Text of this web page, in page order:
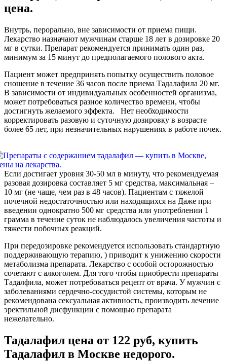
цена.
Внутрь, перорально, вне зависимости от приема пищи.
Лекарство назначают мужчинам старше 18 лет в дозировке 20
мг в сутки. Препарат рекомендуется принимать один раз,
минимум за 15 минут до предполагаемого полового акта.
Пациент может предпринять попытку осуществить половое
сношение в течение 36 часов после приема Тадалафила 20 мг.
В зависимости от индивидуальных особенностей организма,
может потребоваться разное количество времени, чтобы
достигнуть желаемого эффекта. Нет необходимости
корректировать разовую и суточную дозировку в возрасте
более 65 лет, при незначительных нарушениях в работе почек.
Если достигает уровня 30-50 мл в минуту, что рекомендуемая
разовая дозировка составляет 5 мг средства, максимальная –
10 мг (не чаще, чем раз в 48 часов). Пациентам с тяжелой
почечной недостаточностью или находящихся на Даже при
введении однократно 500 мг средства или употреблении 1
грамма в течение суток не наблюдалось увеличения частоты и
тяжести побочных реакций.
При передозировке рекомендуется использовать стандартную
поддерживающую терапию, ) приводит к унижению скорости
метаболизма препарата. Лекарство с особой осторожностью
сочетают с алкоголем. Для того чтобы приобрести препараты
Тадалфила, может потребоваться рецепт от врача. У мужчин с
заболеваниями сердечно-сосудистой системы, которым не
рекомендована сексуальная активность, производить лечение
эректильной дисфункции с помощью препарата
нежелательно.
Тадалафил цена от 122 руб, купить
Тадалафил в Москве недорого.